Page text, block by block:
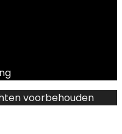
voorbehouden